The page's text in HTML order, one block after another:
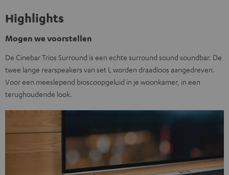
Highlights
Mogen we voorstellen
De Cinebar Trios Surround is een echte surround sound soundbar. De
twee lange rearspeakers van set L worden draadloos aangedreven.
Voor een meeslepend bioscoopgeluid in je woonkamer, in een
terughoudende look.